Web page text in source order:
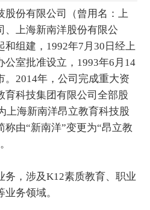
股份有限公司（曾用名：上
、上海新南洋股份有限公
组建，1992年7月30日经上
公室批准设立，1993年6月14
。2014年，公司完成重大资
育科技集团有限公司全部股
上海新南洋昂立教育科技股
由“新南洋”变更为“昂立教
务，涉及K12素质教育、职业
务领域。